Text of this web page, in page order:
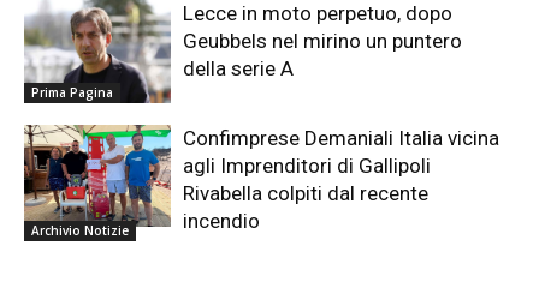
Prima Pagina
Lecce in moto perpetuo, dopo
Geubbels nel mirino un puntero
della serie A
Archivio Notizie
Confimprese Demaniali Italia vicina
agli Imprenditori di Gallipoli
Rivabella colpiti dal recente
incendio